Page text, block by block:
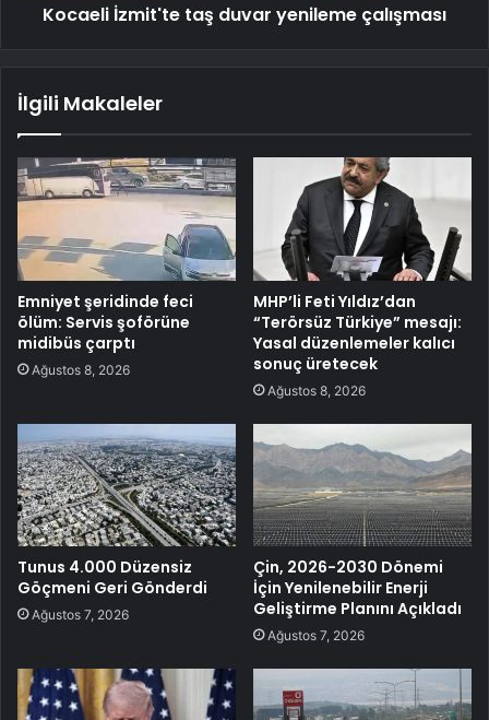
Kocaeli İzmit'te taş duvar yenileme çalışması
İlgili Makaleler
Emniyet şeridinde feci
ölüm: Servis şoförüne
midibüs çarptı
Ağustos 8, 2026
MHP’li Feti Yıldız’dan
“Terörsüz Türkiye” mesajı:
Yasal düzenlemeler kalıcı
sonuç üretecek
Ağustos 8, 2026
Tunus 4.000 Düzensiz
Göçmeni Geri Gönderdi
Ağustos 7, 2026
Çin, 2026-2030 Dönemi
İçin Yenilenebilir Enerji
Geliştirme Planını Açıkladı
Ağustos 7, 2026